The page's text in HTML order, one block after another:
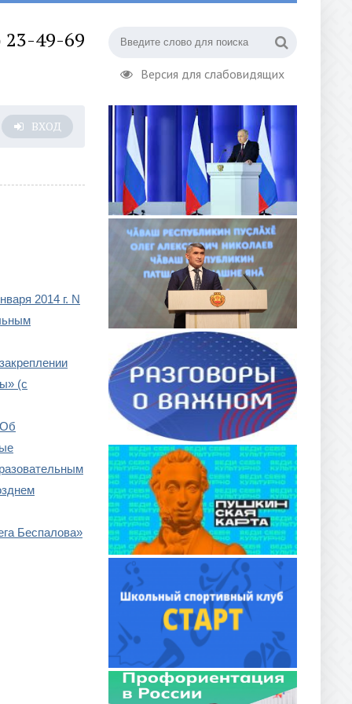
Версия для слабовидящих
23-49-69
ВХОД
2014 г. N
(с
Беспалова»